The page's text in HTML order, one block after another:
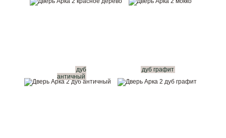
дуб
античный
дуб графит